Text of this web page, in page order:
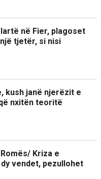
në Fier, plagoset
tjetër, si nisi
kush janë njerëzit e
nxitën teoritë
Kriza e
vendet, pezullohet